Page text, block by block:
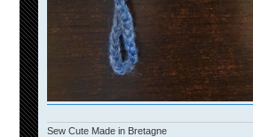
Sew Cute Made in Bretagne